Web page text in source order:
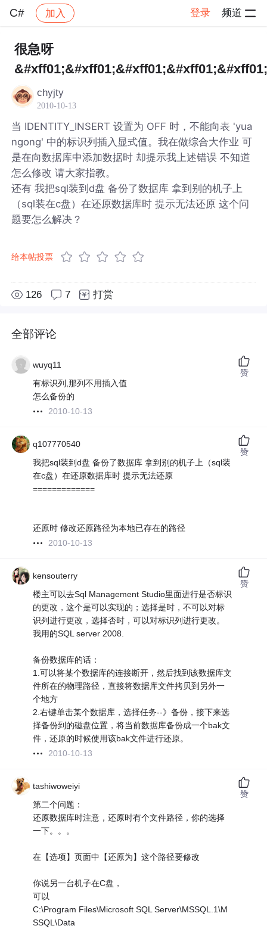
C# 加入 登录 频道
社区 C#
很急呀
chyjty
2010-10-13
当 IDENTITY_INSERT 设置为 OFF 时，不能向表 'yua
ngong' 中的标识列插入显式值。我在做综合大作业 可
是在向数据库中添加数据时 却提示我上述错误 不知道
怎么修改 请大家指教。
还有 我把sql装到d盘 备份了数据库 拿到别的机子上
（sql装在c盘）在还原数据库时 提示无法还原 这个问
题要怎么解决？
给本帖投票
126 7 打赏
全部评论
wuyq11
有标识列,那列不用插入值
怎么备份的
2010-10-13
赞
q107770540
我把sql装到d盘 备份了数据库 拿到别的机子上（sql装
在c盘）在还原数据库时 提示无法还原
=============
还原时 修改还原路径为本地已存在的路径
2010-10-13
赞
kensouterry
楼主可以去Sql Management Studio里面进行是否标识
的更改，这个是可以实现的；选择是时，不可以对标
识列进行更改，选择否时，可以对标识列进行更改。
我用的SQL server 2008.
备份数据库的话：
1.可以将某个数据库的连接断开，然后找到该数据库文
件所在的物理路径，直接将数据库文件拷贝到另外一
个地方
2.右键单击某个数据库，选择任务--》备份，接下来选
择备份到的磁盘位置，将当前数据库备份成一个bak文
件，还原的时候使用该bak文件进行还原。
2010-10-13
赞
tashiwoweiyi
第二个问题：
还原数据库时注意，还原时有个文件路径，你的选择
一下。。。
在【选项】页面中【还原为】这个路径要修改
你说另一台机子在C盘，
可以
C:\Program Files\Microsoft SQL Server\MSSQL.1\M
SSQL\Data
赞